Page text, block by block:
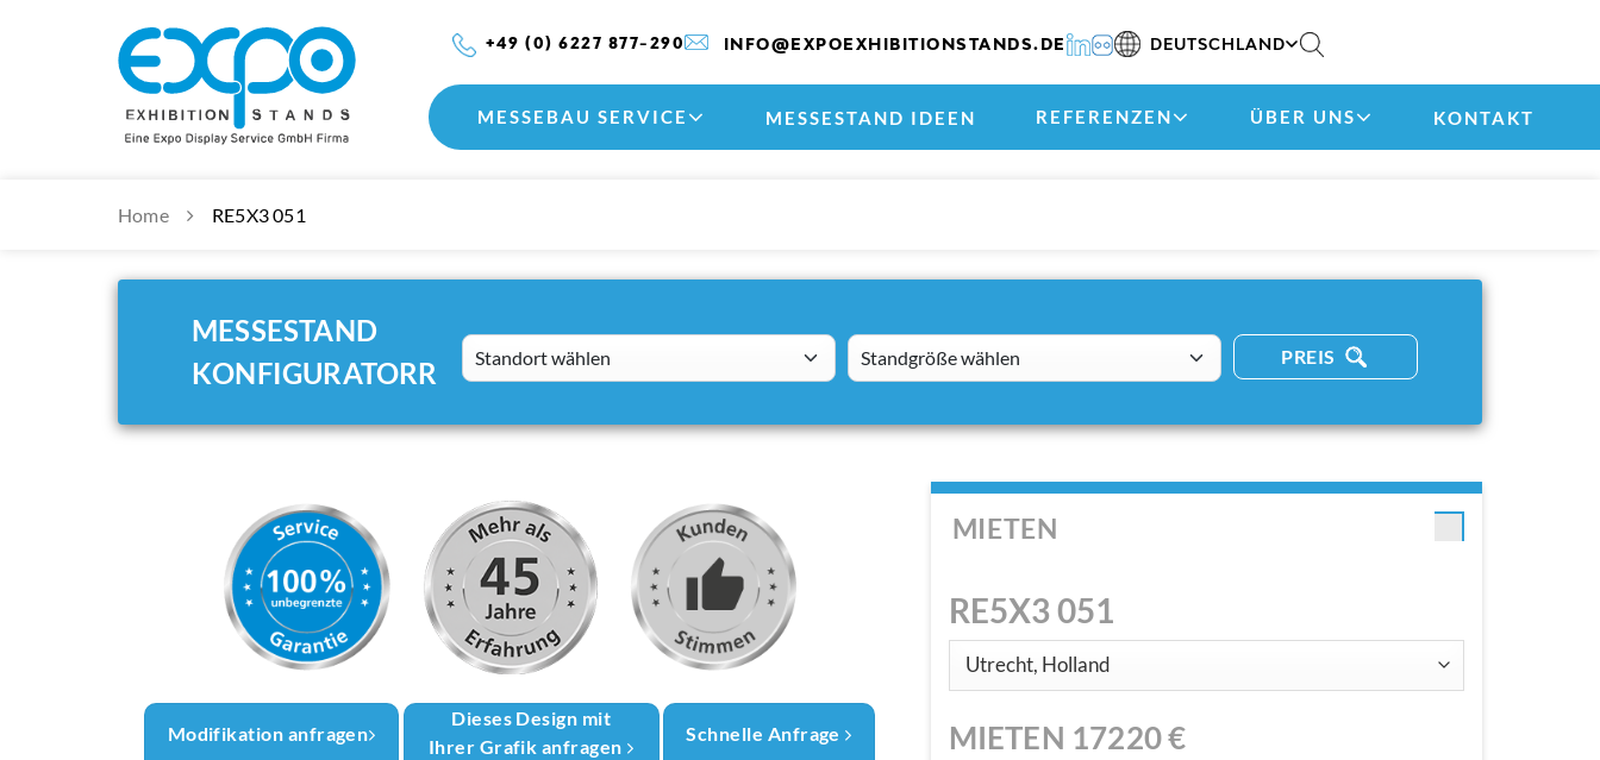
+49 (0) 6227 877-290 INFO@EXPOEXHIBITIONSTANDS.DE DEUTSCHLAND
MESSEBAU SERVICE MESSESTAND IDEEN REFERENZEN ÜBER UNS KONTAKT
Home RE5X3 051
MESSESTAND
KONFIGURATORR
Standort wählen standsizes PREIS
Modifikation anfragen
Dieses Design mit
Ihrer Grafik anfragen
Schnelle Anfrage
MIETEN
RE5X3 051
MIETEN 17220€